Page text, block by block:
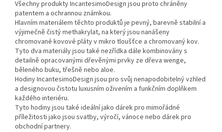
Všechny produkty IncantesimoDesign jsou proto chráněny
patentem a ochrannou známkou.
Hlavním materiálem těchto produktů je pevný, barevně stabilní a
výjimečně čistý methakrylat, na který jsou nanášeny
chromované kovové pláty v mikro tloušťce a chromovaný kov.
Tyto dva materiály jsou také nezřídka dále kombinovány s
detailně opracovanými dřevěnými prvky ze dřeva wenge,
běleného buku, třešně nebo aloe.
Hodiny IncantesimoDesign jsou pro svůj nenapodobitelný vzhled
a designovou čistotu luxusním oživením a funkčním doplňkem
každého interiéru.
Tyto hodiny jsou také ideální jako dárek pro mimořádné
příležitosti jako jsou svatby, výročí, vánoce nebo dárek pro
obchodní partnery.